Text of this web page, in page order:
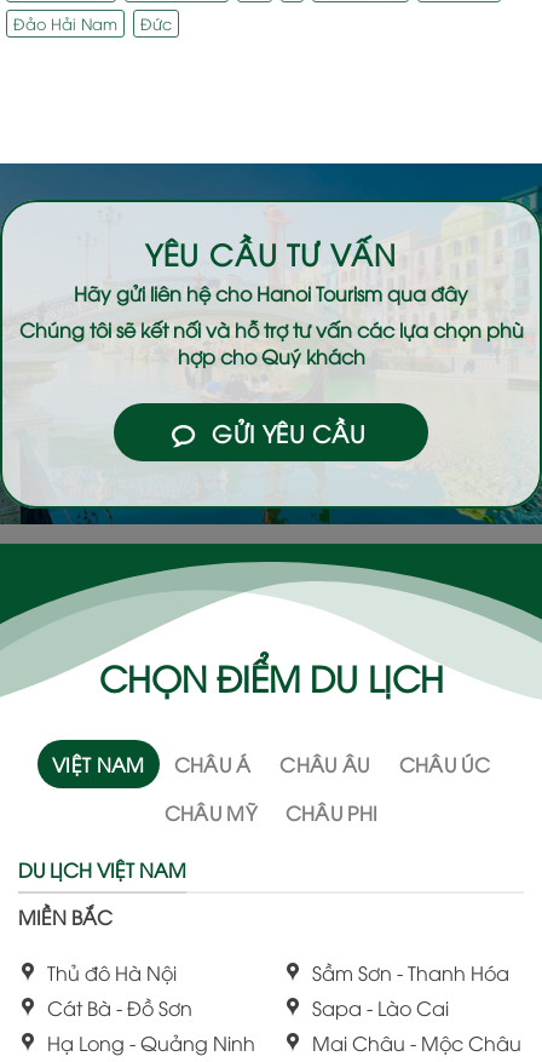
Đảo Hải Nam
Đức
YÊU CẦU TƯ VẤN
Hãy gửi liên hệ choHanoi Tourismqua đây
Chúng tôi sẽ kết nối và hỗ trợ tư vấn các lựa chọn phù
hợp cho Quý khách
GỬI YÊU CẦU
CHỌN ĐIỂM DU LỊCH
VIỆT NAM CHÂU Á CHÂU ÂU
CHÂU ÚC
CHÂU MỸ
CHÂU PHI
DU LỊCH VIỆT NAM
MIỀN BẮC
Thủ đô Hà Nội
Cát Bà - Đồ Sơn
Hạ Long - Quảng Ninh
Sầm Sơn - Thanh Hóa
Sapa - Lào Cai
Mai Châu - Mộc Châu